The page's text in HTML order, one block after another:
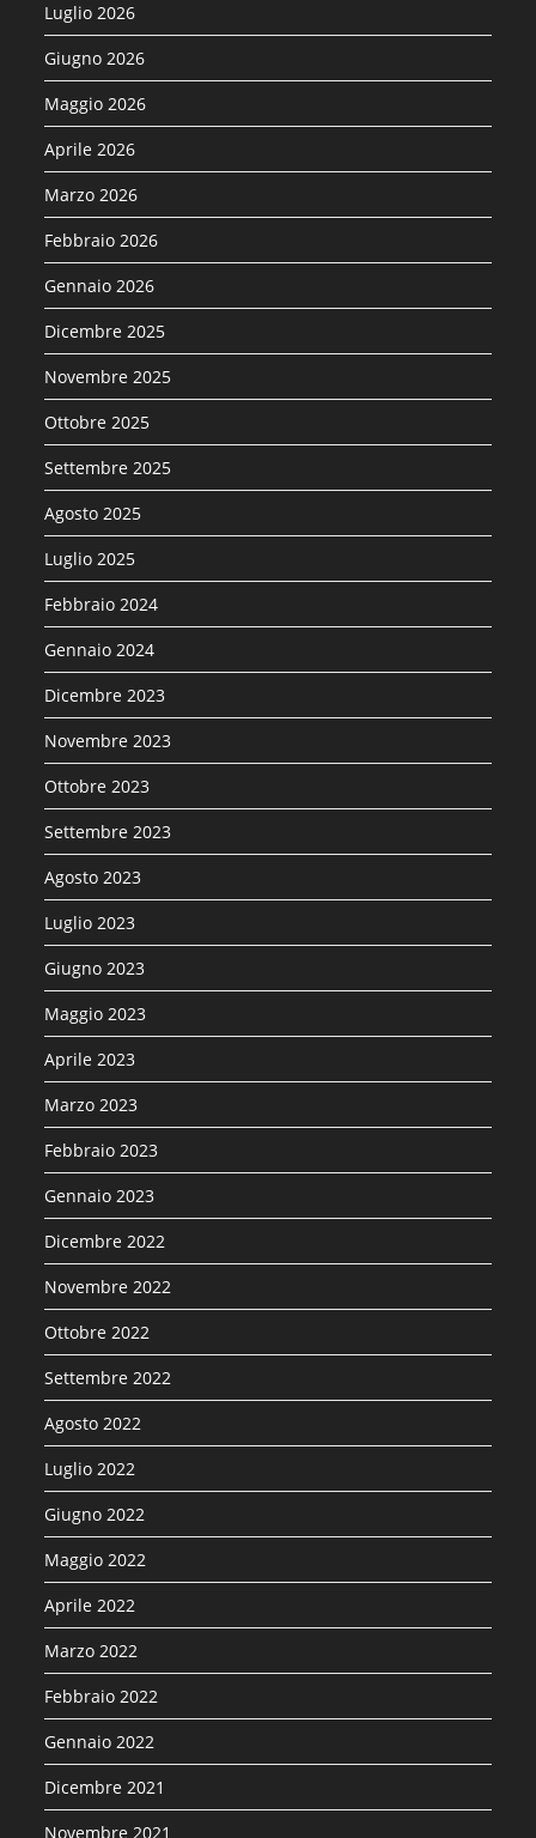
Luglio 2026
Giugno 2026
Maggio 2026
Aprile 2026
Marzo 2026
Febbraio 2026
Gennaio 2026
Dicembre 2025
Novembre 2025
Ottobre 2025
Settembre 2025
Agosto 2025
Luglio 2025
Febbraio 2024
Gennaio 2024
Dicembre 2023
Novembre 2023
Ottobre 2023
Settembre 2023
Agosto 2023
Luglio 2023
Giugno 2023
Maggio 2023
Aprile 2023
Marzo 2023
Febbraio 2023
Gennaio 2023
Dicembre 2022
Novembre 2022
Ottobre 2022
Settembre 2022
Agosto 2022
Luglio 2022
Giugno 2022
Maggio 2022
Aprile 2022
Marzo 2022
Febbraio 2022
Gennaio 2022
Dicembre 2021
Novembre 2021